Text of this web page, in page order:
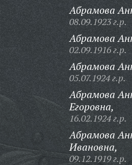
Абрамова
08.09.1923 г.р.
Абрамова
02.09.1916 г.р.
Абрамова
05.07.1924 г.р.
Абрамова
Егоровна,
16.02.1924 г.р.
Абрамова
Ивановна,
09.12.1919 г.р.